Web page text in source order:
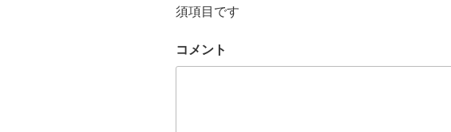
須項目です
コメント